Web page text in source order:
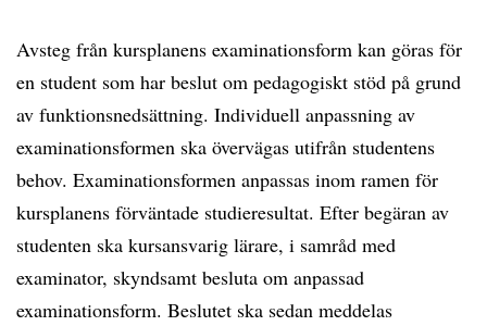
Avsteg från kursplanens examinationsform kan göras för
en student som har beslut om pedagogiskt stöd på grund
av funktionsnedsättning. Individuell anpassning av
examinationsformen ska övervägas utifrån studentens
behov. Examinationsformen anpassas inom ramen för
kursplanens förväntade studieresultat. Efter begäran av
studenten ska kursansvarig lärare, i samråd med
examinator, skyndsamt besluta om anpassad
examinationsform. Beslutet ska sedan meddelas